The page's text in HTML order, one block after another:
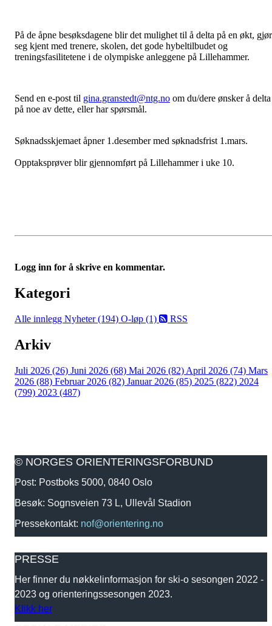
På de åpne besøksdagene blir det mulighet til å delta på en økt,
seg kjent med trenere, skolen, det gode hybeltilbudet og
treningsfasilitetene i de olympiske anleggene på Lillehammer.
Send en e-post til gina.granstedt@ntg.no om du/dere ønsker å delta
på noe av dette, eller har spørsmål.
Søknadsskjemaet åpner 1.desember med søknadsfrist 1.mars.
Opptaksprøver blir gjennomført på Lillehammer i uke 10.
Logg inn for å skrive en kommentar.
Kategori
Alle innlegg Nyheter (194) O-løp (1) RSS
Arkiv
Juli 2026 (26) Juni 2026 (68) Mai 2026 (82) April 2026 (74) Mars
2026 (88) Februar 2026 (82) Januar 2026 (85) 2025 (822) 2024
(799) 2023 (487)
© NORGES ORIENTERINGSFORBUND
Post: Postboks 5000, 0840 Oslo
Besøk: Sognsveien 73 L, Ullevål Stadion
Pressekontakt: nof@orientering.no
PRESSE
Her finner du nøkkelinformasjon for ski-o sesongen 2022 -
2023 og orienteringssesongen 2023.
Klikk her